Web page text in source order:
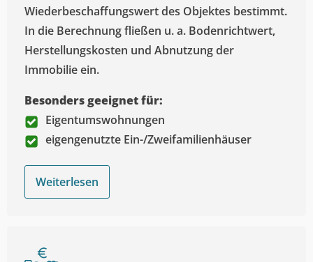
Wiederbeschaffungswert des Objektes bestimmt.
In die Berechnung fließen u. a. Bodenrichtwert,
Herstellungskosten und Abnutzung der
Immobilie ein.
Besonders geeignet für:
Eigentumswohnungen
eigengenutzte Ein-/Zweifamilienhäuser
Weiterlesen